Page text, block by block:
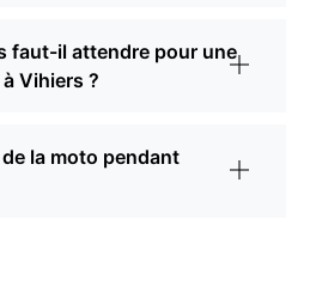
faut-il attendre pour une
Vihiers ?
la moto pendant